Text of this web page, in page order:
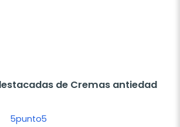
de Cremas antiedad
5punto5